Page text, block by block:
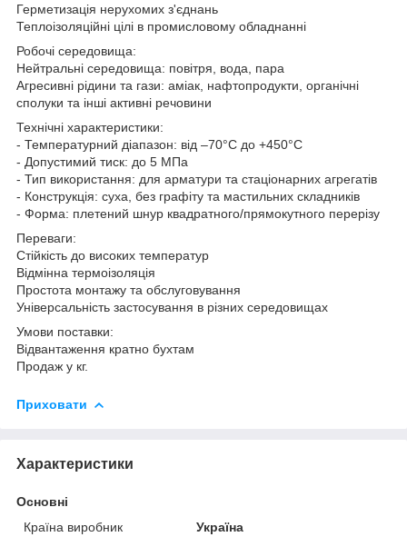
Герметизація нерухомих з'єднань
Теплоізоляційні цілі в промисловому обладнанні
Робочі середовища:
Нейтральні середовища: повітря, вода, пара
Агресивні рідини та гази: аміак, нафтопродукти, органічні
сполуки та інші активні речовини
Технічні характеристики:
- Температурний діапазон: від –70°C до +450°C
- Допустимий тиск: до 5 МПа
- Тип використання: для арматури та стаціонарних агрегатів
- Конструкція: суха, без графіту та мастильних складників
- Форма: плетений шнур квадратного/прямокутного перерізу
Переваги:
Стійкість до високих температур
Відмінна термоізоляція
Простота монтажу та обслуговування
Універсальність застосування в різних середовищах
Умови поставки:
Відвантаження кратно бухтам
Продаж у кг.
Приховати
Характеристики
Основні
Країна виробник
Україна